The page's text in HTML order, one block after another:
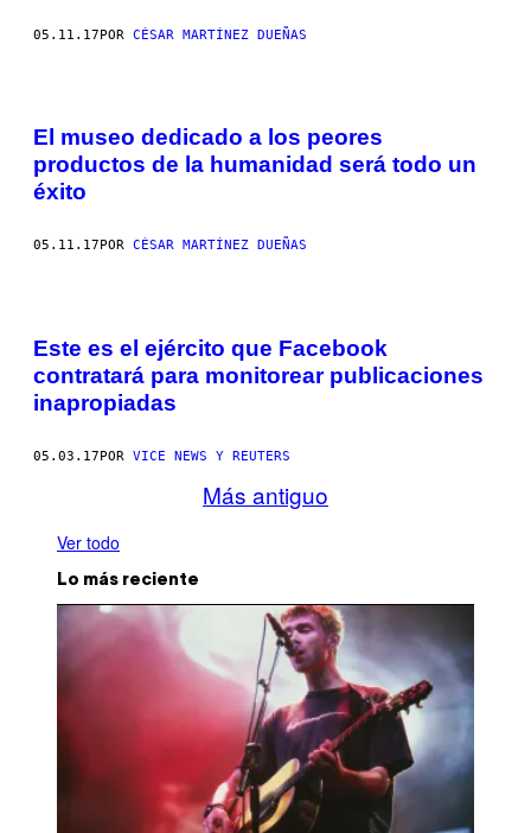
05.11.17POR CÉSAR MARTÍNEZ DUEÑAS
El museo dedicado a los peores
productos de la humanidad será todo un
éxito
05.11.17 POR CÉSAR MARTÍNEZ DUEÑAS
Este es el ejército que Facebook
contratará para monitorear publicaciones
inapropiadas
05.03.17POR VICE NEWS Y REUTERS
Más antiguo
Ver todo
Lo más reciente